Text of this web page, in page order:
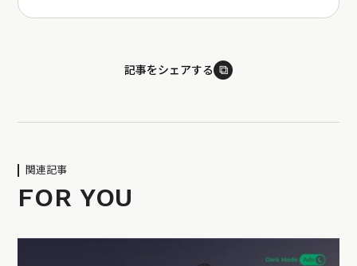
記事をシェアする ⧉
関連記事
FOR YOU